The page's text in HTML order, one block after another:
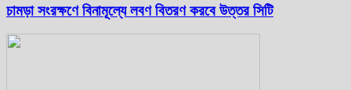
চামড়া সংরক্ষণে বিনামূল্যে লবণ বিতরণ করবে উত্তর সিটি